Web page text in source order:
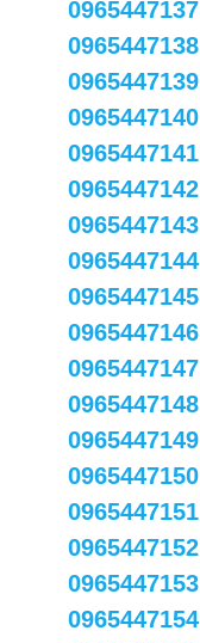
0965447137
0965447138
0965447139
0965447140
0965447141
0965447142
0965447143
0965447144
0965447145
0965447146
0965447147
0965447148
0965447149
0965447150
0965447151
0965447152
0965447153
0965447154